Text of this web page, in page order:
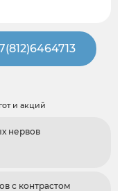
и акций
нервов
с контрастом